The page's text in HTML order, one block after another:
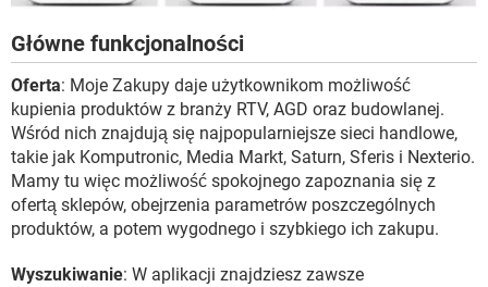
Główne funkcjonalności
Oferta: Moje Zakupy daje użytkownikom możliwość
kupienia produktów z branży RTV, AGD oraz budowlanej.
Wśród nich znajdują się najpopularniejsze sieci handlowe,
takie jak Komputronic, Media Markt, Saturn, Sferis i Nexterio.
Mamy tu więc możliwość spokojnego zapoznania się z
ofertą sklepów, obejrzenia parametrów poszczególnych
produktów, a potem wygodnego i szybkiego ich zakupu.
Wyszukiwanie: W aplikacji znajdziesz zawsze